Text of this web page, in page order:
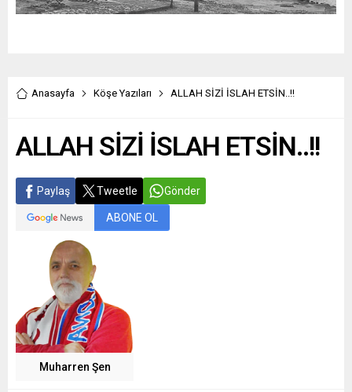
Anasayfa Köşe Yazıları ALLAH SİZİ İSLAH ETSİN..!!
ALLAH SİZİ İSLAH ETSİN..!!
Paylaş Tweetle Gönder
ABONE OL
Muharren Şen